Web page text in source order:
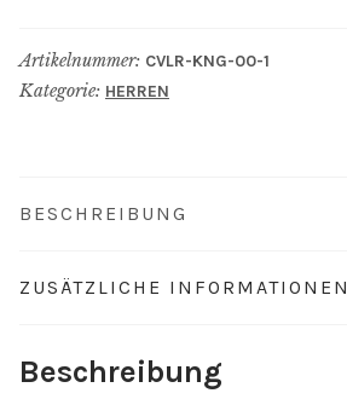
gold
Futura
Artikelnummer: CVLR-KNG-00-1
Kategorie: HERREN
BESCHREIBUNG
ZUSÄTZLICHE INFORMATIONEN
Beschreibung